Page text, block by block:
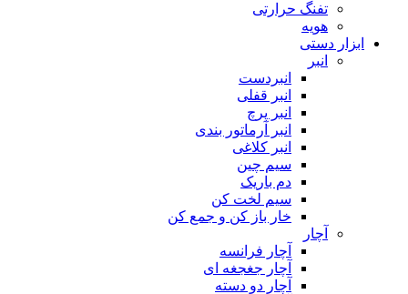
تفنگ حرارتی
هویه
ابزار دستی
انبر
انبردست
انبر قفلی
انبر پرچ
انبر آرماتور بندی
انبر کلاغی
سیم چین
دم باریک
سیم لخت کن
خار باز کن و جمع کن
آچار
آچار فرانسه
آچار جغجغه ای
آچار دو دسته